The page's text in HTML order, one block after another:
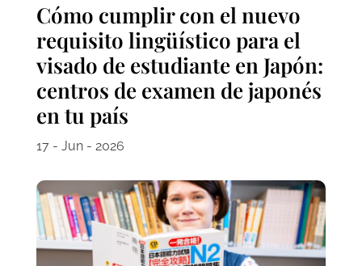
Cómo cumplir con el nuevo
requisito lingüístico para el
visado de estudiante en Japón:
centros de examen de japonés
en tu país
17 - Jun - 2026